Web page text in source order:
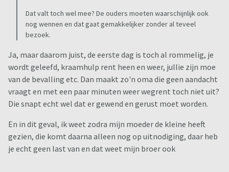
Dat valt toch wel mee? De ouders moeten waarschijnlijk ook
nog wennen en dat gaat gemakkelijker zonder al teveel
bezoek.
Ja, maar daarom juist, de eerste dag is toch al rommelig, je
wordt geleefd, kraamhulp rent heen en weer, jullie zijn moe
van de bevalling etc. Dan maakt zo'n oma die geen aandacht
vraagt en met een paar minuten weer wegrent toch niet uit?
Die snapt echt wel dat er gewend en gerust moet worden.
En in dit geval, ik weet zodra mijn moeder de kleine heeft
gezien, die komt daarna alleen nog op uitnodiging, daar heb
je echt geen last van en dat weet mijn broer ook